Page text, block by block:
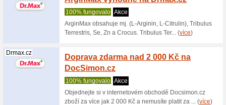
Itesco.cz